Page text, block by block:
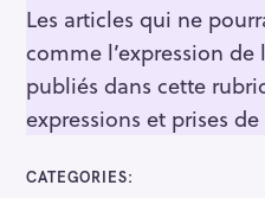
Les articles qui ne
comme l’expression
publiés dans cette
expressions et prises
CATEGORIES